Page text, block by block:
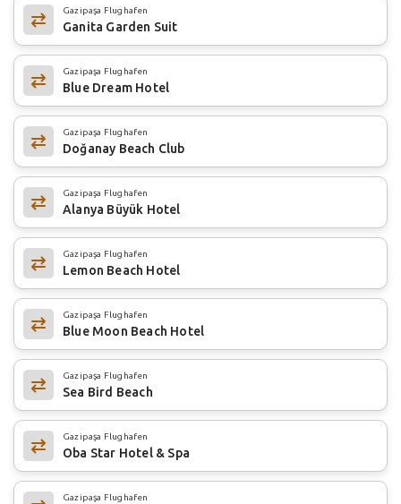
Gazipaşa Flughafen
Ganita Garden Suit
Gazipaşa Flughafen
Blue Dream Hotel
Gazipaşa Flughafen
Doğanay Beach Club
Gazipaşa Flughafen
Alanya Büyük Hotel
Gazipaşa Flughafen
Lemon Beach Hotel
Gazipaşa Flughafen
Blue Moon Beach Hotel
Gazipaşa Flughafen
Sea Bird Beach
Gazipaşa Flughafen
Oba Star Hotel & Spa
Gazipaşa Flughafen